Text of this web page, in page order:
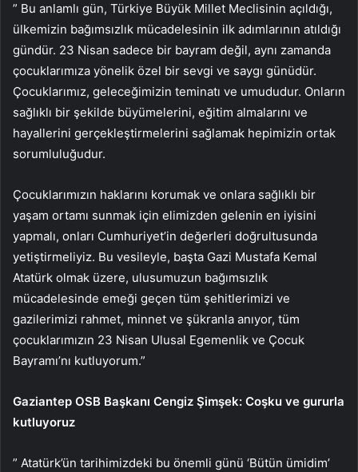
” Bu anlamlı gün, Türkiye Büyük Millet Meclisinin açıldığı,
ülkemizin bağımsızlık mücadelesinin ilk adımlarının atıldığı
gündür. 23 Nisan sadece bir bayram değil, aynı zamanda
çocuklarımıza yönelik özel bir sevgi ve saygı günüdür.
Çocuklarımız, geleceğimizin teminatı ve umududur. Onların
sağlıklı bir şekilde büyümelerini, eğitim almalarını ve
hayallerini gerçekleştirmelerini sağlamak hepimizin ortak
sorumluluğudur.
Çocuklarımızın haklarını korumak ve onlara sağlıklı bir
yaşam ortamı sunmak için elimizden gelenin en iyisini
yapmalı, onları Cumhuriyet’in değerleri doğrultusunda
yetiştirmeliyiz. Bu vesileyle, başta Gazi Mustafa Kemal
Atatürk olmak üzere, ulusumuzun bağımsızlık
mücadelesinde emeği geçen tüm şehitlerimizi ve
gazilerimizi rahmet, minnet ve şükranla anıyor, tüm
çocuklarımızın 23 Nisan Ulusal Egemenlik ve Çocuk
Bayramı’nı kutluyorum.”
Gaziantep OSB Başkanı Cengiz Şimşek: Coşku ve gururla
kutluyoruz
” Atatürk’ün tarihimizdeki bu önemli günü ‘Bütün ümidim’